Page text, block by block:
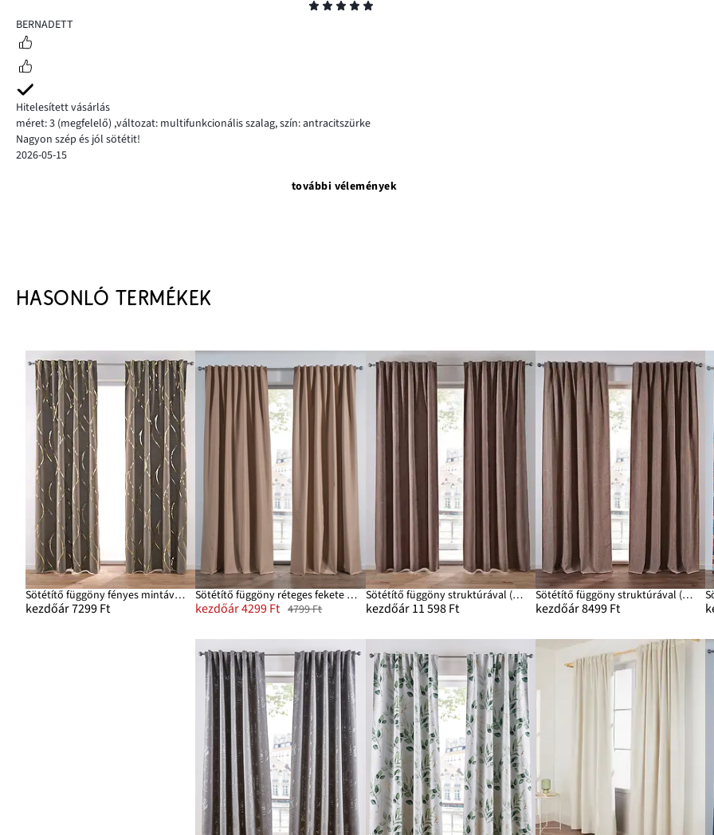
5
BERNADETT
Hitelesített vásárlás
méret: 3 (megfelelő) ,változat: multifunkcionális szalag,szín: antracitszürke
Nagyon szép és jól sötétit!
2026-05-15
további vélemények
HASONLÓ TERMÉKEK
Sötétítő függöny fényes mintával (1 db)
kezdőár 7299 Ft
Sötétítő függöny réteges fekete hátoldallal (1 db)
kezdőár 4299 Ft 4799 Ft
Sötétítő függöny struktúrával (2 db-os csomag)
kezdőár 11 598 Ft
Sötétítő függöny struktúrával (1 db)
kezdőár 8499 Ft